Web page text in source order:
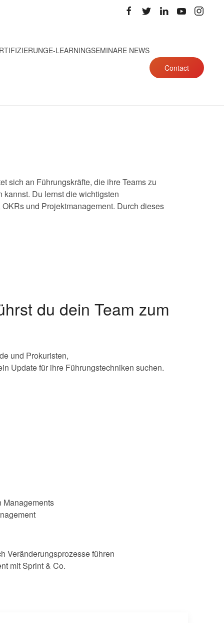
E-LEARNINGSEMINARE NEWS
Contact
sich an Führungskräfte, die ihre Teams zu
kannst. Du lernst die wichtigsten
und Projektmanagement. Durch dieses
du dein Team zum
und Prokuristen,
Update für ihre Führungstechniken suchen.
Managements
Veränderungsprozesse führen
mit Sprint & Co.